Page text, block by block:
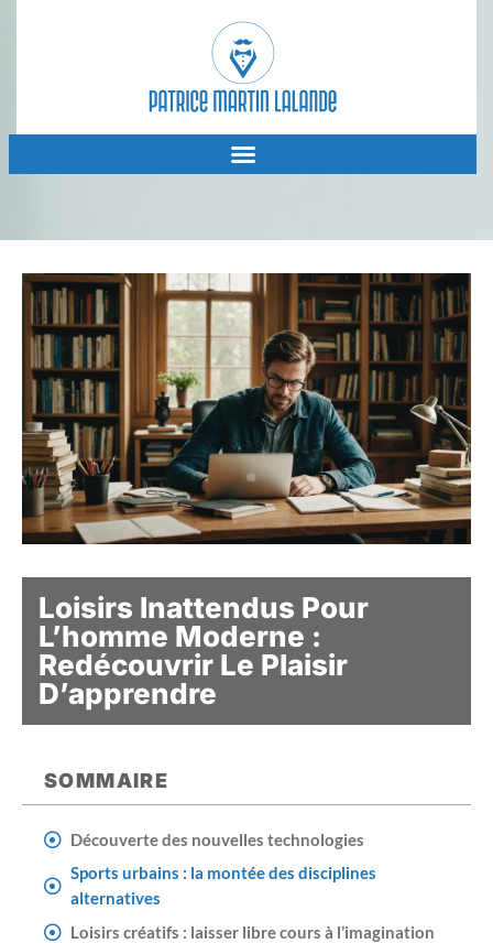
Loisirs Inattendus Pour
L’homme Moderne :
Redécouvrir Le Plaisir
D’apprendre
SOMMAIRE
Découverte des nouvelles technologies
Sports urbains : la montée des disciplines
alternatives
Loisirs créatifs : laisser libre cours à l’imagination